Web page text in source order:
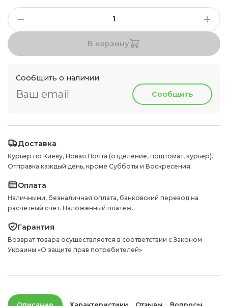
В корзину
Сообщить о наличии
Сообщить
Доставка
Курьер по Киеву, Новая Почта (отделение, поштомат, курьер).
Отправка каждый день, кроме Субботы и Воскресения.
Оплата
Наличными, безналичная оплата, банковский перевод на
расчетный счет. Наложенный платеж.
Гарантия
Возврат товара осуществляется в соответствии с Законом
Украины «О защите прав потребителей»